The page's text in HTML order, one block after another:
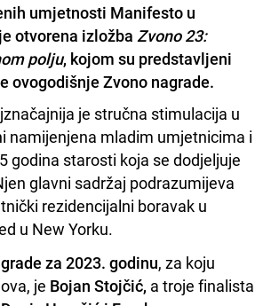
umjetnosti Manifesto u
otvorena izložba Zvono 23:
polju, kojom su predstavljeni
Zvono nagrade.
je stručna stimulacija u
namijenjena mladim umjetnicima i
godina starosti koja se dodjeljuje
glavni sadržaj podrazumijeva
rezidencijalni boravak u
u New Yorku.
za 2023. godinu, za koju
je Bojan Stojčić, a troje finalista